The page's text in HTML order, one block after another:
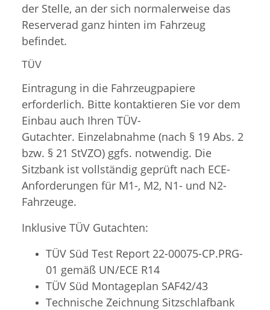
der Stelle, an der sich normalerweise das
Reserverad ganz hinten im Fahrzeug
befindet.
TÜV
Eintragung in die Fahrzeugpapiere
erforderlich. Bitte kontaktieren Sie vor dem
Einbau auch Ihren TÜV-
Gutachter. Einzelabnahme (nach § 19 Abs. 2
bzw. § 21 StVZO) ggfs. notwendig. Die
Sitzbank ist vollständig geprüft nach ECE-
Anforderungen für M1-, M2, N1- und N2-
Fahrzeuge.
Inklusive TÜV Gutachten:
TÜV Süd Test Report 22-00075-CP.PRG-
01 gemäß UN/ECE R14
TÜV Süd Montageplan SAF42/43
Technische Zeichnung Sitzschlafbank